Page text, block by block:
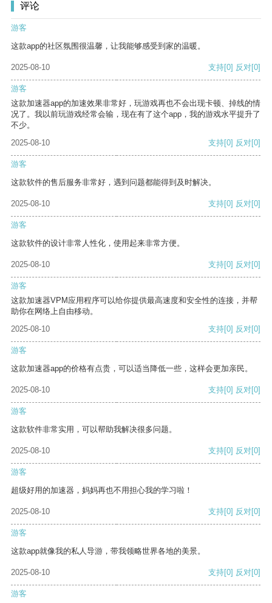
评论
游客
这款app的社区氛围很温馨，让我能够感受到家的温暖。
2025-08-10 支持[0] 反对[0]
游客
这款加速器app的加速效果非常好，玩游戏再也不会出现卡顿、掉线的情
况了。我以前玩游戏经常会输，现在有了这个app，我的游戏水平提升了
不少。
2025-08-10
支持[0] 反对[0]
游客
这款软件的售后服务非常好，遇到问题都能得到及时解决。
2025-08-10 支持[0] 反对[0]
游客
这款软件的设计非常人性化，使用起来非常方便。
2025-08-10 支持[0] 反对[0]
游客
这款加速器VPM应用程序可以给你提供最高速度和安全性的连接，并帮
助你在网络上自由移动。
2025-08-10
支持[0] 反对[0]
游客
这款加速器app的价格有点贵，可以适当降低一些，这样会更加亲民。
2025-08-10 支持[0] 反对[0]
游客
这款软件非常实用，可以帮助我解决很多问题。
2025-08-10 支持[0] 反对[0]
游客
超级好用的加速器，妈妈再也不用担心我的学习啦！
2025-08-10 支持[0] 反对[0]
游客
这款app就像我的私人导游，带我领略世界各地的美景。
2025-08-10 支持[0] 反对[0]
游客